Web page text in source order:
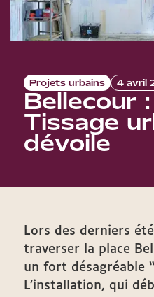
Projets urbains 4 avril
Bellecour
Tissage
dévoile
Lors des derniers
traverser la place
un fort désagréable
L’installation, qui